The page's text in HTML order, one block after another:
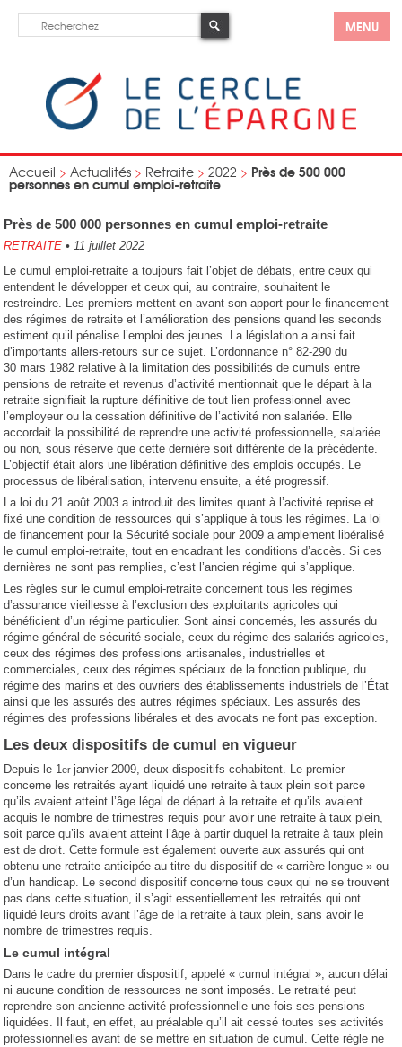
MENU
Accueil > Actualités > Retraite > 2022 > Près de 500 000
personnes en cumul emploi-retraite
Près de 500 000 personnes en cumul emploi-retraite
RETRAITE • 11 juillet 2022
Le cumul emploi-retraite a toujours fait l’objet de débats, entre ceux qui
entendent le développer et ceux qui, au contraire, souhaitent le
restreindre. Les premiers mettent en avant son apport pour le financement
des régimes de retraite et l’amélioration des pensions quand les seconds
estiment qu’il pénalise l’emploi des jeunes. La législation a ainsi fait
d’importants allers-retours sur ce sujet. L’ordonnance n° 82-290 du
30 mars 1982 relative à la limitation des possibilités de cumuls entre
pensions de retraite et revenus d’activité mentionnait que le départ à la
retraite signifiait la rupture définitive de tout lien professionnel avec
l’employeur ou la cessation définitive de l’activité non salariée. Elle
accordait la possibilité de reprendre une activité professionnelle, salariée
ou non, sous réserve que cette dernière soit différente de la précédente.
L’objectif était alors une libération définitive des emplois occupés. Le
processus de libéralisation, intervenu ensuite, a été progressif.
La loi du 21 août 2003 a introduit des limites quant à l’activité reprise et
fixé une condition de ressources qui s’applique à tous les régimes. La loi
de financement pour la Sécurité sociale pour 2009 a amplement libéralisé
le cumul emploi-retraite, tout en encadrant les conditions d’accès. Si ces
dernières ne sont pas remplies, c’est l’ancien régime qui s’applique.
Les règles sur le cumul emploi-retraite concernent tous les régimes
d’assurance vieillesse à l’exclusion des exploitants agricoles qui
bénéficient d’un régime particulier. Sont ainsi concernés, les assurés du
régime général de sécurité sociale, ceux du régime des salariés agricoles,
ceux des régimes des professions artisanales, industrielles et
commerciales, ceux des régimes spéciaux de la fonction publique, du
régime des marins et des ouvriers des établissements industriels de l’État
ainsi que les assurés des autres régimes spéciaux. Les assurés des
régimes des professions libérales et des avocats ne font pas exception.
Les deux dispositifs de cumul en vigueur
Depuis le 1erjanvier 2009, deux dispositifs cohabitent. Le premier
concerne les retraités ayant liquidé une retraite à taux plein soit parce
qu’ils avaient atteint l’âge légal de départ à la retraite et qu’ils avaient
acquis le nombre de trimestres requis pour avoir une retraite à taux plein,
soit parce qu’ils avaient atteint l’âge à partir duquel la retraite à taux plein
est de droit. Cette formule est également ouverte aux assurés qui ont
obtenu une retraite anticipée au titre du dispositif de « carrière longue » ou
d’un handicap. Le second dispositif concerne tous ceux qui ne se trouvent
pas dans cette situation, il s’agit essentiellement les retraités qui ont
liquidé leurs droits avant l’âge de la retraite à taux plein, sans avoir le
nombre de trimestres requis.
Le cumul intégral
Dans le cadre du premier dispositif, appelé « cumul intégral », aucun délai
ni aucune condition de ressources ne sont imposés. Le retraité peut
reprendre son ancienne activité professionnelle une fois ses pensions
liquidées. Il faut, en effet, au préalable qu’il ait cessé toutes ses activités
professionnelles avant de se mettre en situation de cumul. Cette règle ne